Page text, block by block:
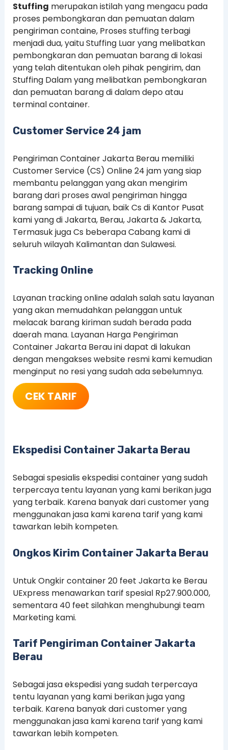
Stuffing merupakan istilah yang mengacu pada
proses pembongkaran dan pemuatan dalam
pengiriman containe, Proses stuffing terbagi
menjadi dua, yaitu Stuffing Luar yang melibatkan
pembongkaran dan pemuatan barang di lokasi
yang telah ditentukan oleh pihak pengirim, dan
Stuffing Dalam yang melibatkan pembongkaran
dan pemuatan barang di dalam depo atau
terminal container.
Customer Service 24 jam
Pengiriman Container Jakarta Berau memiliki
Customer Service (CS) Online 24 jam yang siap
membantu pelanggan yang akan mengirim
barang dari proses awal pengiriman hingga
barang sampai di tujuan, baik Cs di Kantor Pusat
kami yang di Jakarta, Berau, Jakarta & Jakarta,
Termasuk juga Cs beberapa Cabang kami di
seluruh wilayah Kalimantan dan Sulawesi.
Tracking Online
Layanan tracking online adalah salah satu layanan
yang akan memudahkan pelanggan untuk
melacak barang kiriman sudah berada pada
daerah mana. Layanan Harga Pengiriman
Container Jakarta Berau ini dapat di lakukan
dengan mengakses website resmi kami kemudian
menginput no resi yang sudah ada sebelumnya.
CEK TARIF
Ekspedisi Container Jakarta Berau
Sebagai spesialis ekspedisi container yang sudah
terpercaya tentu layanan yang kami berikan juga
yang terbaik. Karena banyak dari customer yang
menggunakan jasa kami karena tarif yang kami
tawarkan lebih kompeten.
Ongkos Kirim Container Jakarta Berau
Untuk Ongkir container 20 feet Jakarta ke Berau
UExpress menawarkan tarif spesial Rp27.900.000,
sementara 40 feet silahkan menghubungi team
Marketing kami.
Tarif Pengiriman Container Jakarta
Berau
Sebagai jasa ekspedisi yang sudah terpercaya
tentu layanan yang kami berikan juga yang
terbaik. Karena banyak dari customer yang
menggunakan jasa kami karena tarif yang kami
tawarkan lebih kompeten.